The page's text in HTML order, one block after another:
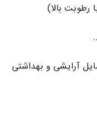
بالا)
آرایشی و بهداشتی